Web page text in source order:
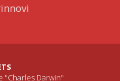
"Charles Darwin"